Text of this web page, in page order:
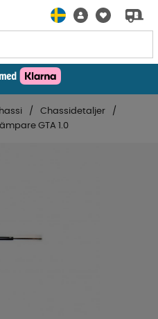
Chassidetaljer
GTA 1.0